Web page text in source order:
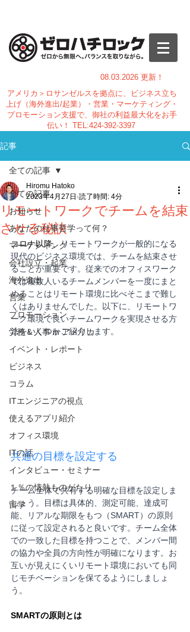
08.03.2026 更新！
アメリカ＞ロサンゼルスを拠点に、ビジネス立ち
上げ（海外進出/起業）・営業・マーケティング・
プロモーション支援で、御社の利益最大化をお手
伝い！ TEL:424-392-3397
記事
全ての記事
お知らせ
あなたの仕事哲学って何？
マーケティング
会社設立・起業
海外進出
営業
プロモーション
労務＆人事 in アメリカ
イベント・レポート
ビジネス
コラム
ITエンジニアの視点
使えるアプリ紹介
オフィス環境
ITの話
インタビュー・セミナー
１％の情熱ものがたり
留学
全ての記事
リモートワークでチームを結束
させる秘訣
Hiromu Hatoko
2023年4月27日 読了時間: 4分
コロナ以降、リモートワークが一般的になる
現代のビジネス環境では、チームを結束させ
ることが重要です。従来でのオフィスワーク
では複数人いるチームメンバーを一度にまと
めることはリモート環境に比べそこまで難し
くはありませんでした。以下に、リモートワ
ーク環境で良いチームワークを実現させる方
法をいくつかご紹介します。
共通の目標を設定する
チーム全体で共有する明確な目標を設定しま
しょう。目標は具体的、測定可能、達成可
能、リアルな期限をもつ（SMART）の原則
に従って設定されると良いです。チーム全体
での一致した目標を持つことで、メンバー間
の協力や全員の方向性が明確になります。お
互いが見えにくいリモート環境においても同
じモチベーションを保てるようにしましょ
う。
SMARTの原則とは